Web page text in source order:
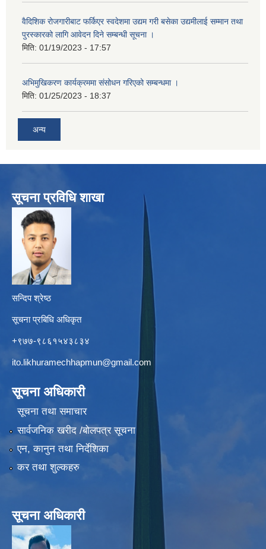
वैदिशिक रोजगारीबाट फर्किएर स्वदेशमा उद्यम गरी बसेका उद्यमीलाई सम्मान तथा
पुरस्कारको लागि आवेदन दिने सम्बन्धी सूचना ।
मिति: 01/19/2023 - 17:57
अभिमुखिकरण कार्यक्रममा संसोधन गरिएको सम्बन्धमा ।
मिति: 01/25/2023 - 18:37
अन्य
सूचना प्रविधि शाखा
सन्दिप श्रेष्ठ
सूचना प्रबिधि अधिकृत
+९७७-९८६१५४३८३४
ito.likhuramechhapmun@gmail.com
सूचना अधिकारी
सूचना तथा समाचार
सार्वजनिक खरीद /बोलपत्र सूचना
एन, कानुन तथा निर्देशिका
कर तथा शुल्कहरु
सूचना अधिकारी